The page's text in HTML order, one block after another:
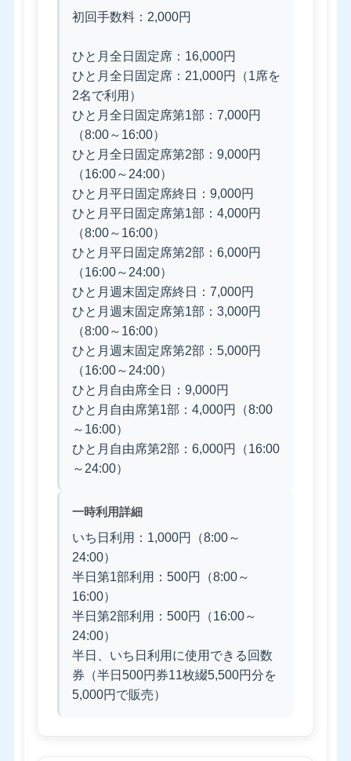
初回手数料：2,000円
ひと月全日固定席：16,000円
ひと月全日固定席：21,000円（1席を
2名で利用）
ひと月全日固定席第1部：7,000円
（8:00～16:00）
ひと月全日固定席第2部：9,000円
（16:00～24:00）
ひと月平日固定席終日：9,000円
ひと月平日固定席第1部：4,000円
（8:00～16:00）
ひと月平日固定席第2部：6,000円
（16:00～24:00）
ひと月週末固定席終日：7,000円
ひと月週末固定席第1部：3,000円
（8:00～16:00）
ひと月週末固定席第2部：5,000円
（16:00～24:00）
ひと月自由席全日：9,000円
ひと月自由席第1部：4,000円（8:00
～16:00）
ひと月自由席第2部：6,000円（16:00
～24:00）
一時利用詳細
いち日利用：1,000円（8:00～
24:00）
半日第1部利用：500円（8:00～
16:00）
半日第2部利用：500円（16:00～
24:00）
半日、いち日利用に使用できる回数
券（半日500円券11枚綴5,500円分を
5,000円で販売）